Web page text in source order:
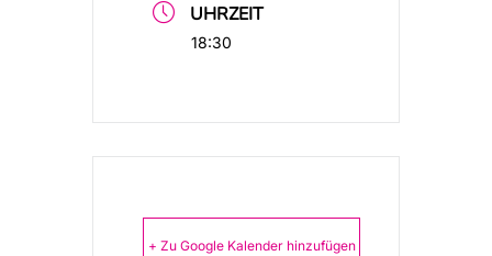
UHRZEIT
18:30
+ Zu Google Kalender hinzufügen